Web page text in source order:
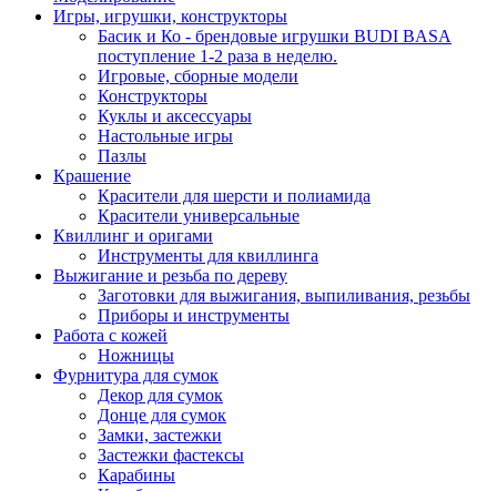
Игры, игрушки, конструкторы
Басик и Ко - брендовые игрушки BUDI BASA
поступление 1-2 раза в неделю.
Игровые, сборные модели
Конструкторы
Куклы и аксессуары
Настольные игры
Пазлы
Крашение
Красители для шерсти и полиамида
Красители универсальные
Квиллинг и оригами
Инструменты для квиллинга
Выжигание и резьба по дереву
Заготовки для выжигания, выпиливания, резьбы
Приборы и инструменты
Работа с кожей
Ножницы
Фурнитура для сумок
Декор для сумок
Донце для сумок
Замки, застежки
Застежки фастексы
Карабины